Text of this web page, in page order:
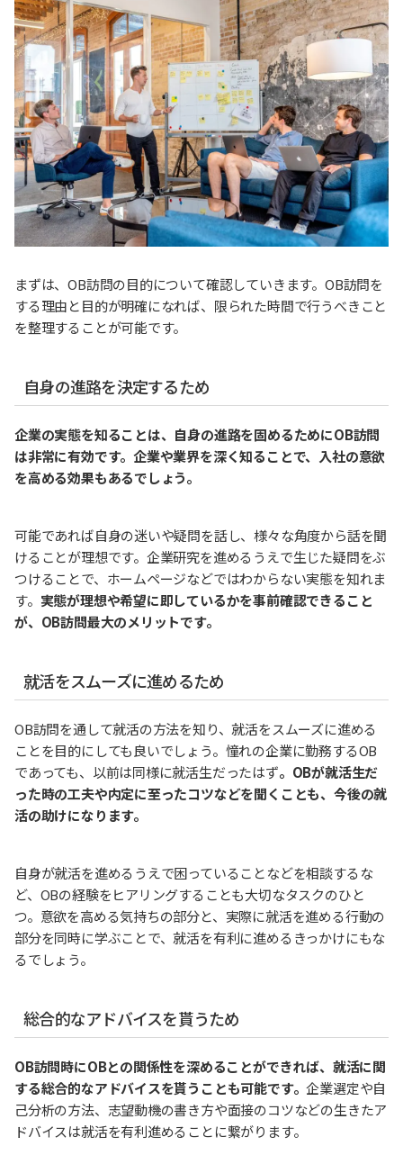
まずは、OB訪問の目的について確認していきます。OB訪問を
する理由と目的が明確になれば、限られた時間で行うべきこと
を整理することが可能です。
自身の進路を決定するため
企業の実態を知ることは、自身の進路を固めるためにOB訪問
は非常に有効です。企業や業界を深く知ることで、入社の意欲
を高める効果もあるでしょう。
可能であれば自身の迷いや疑問を話し、様々な角度から話を聞
けることが理想です。企業研究を進めるうえで生じた疑問をぶ
つけることで、ホームページなどではわからない実態を知れま
す。 実態が理想や希望に即しているかを事前確認できること
が、OB訪問最大のメリットです。
就活をスムーズに進めるため
OB訪問を通して就活の方法を知り、就活をスムーズに進める
ことを目的にしても良いでしょう。憧れの企業に勤務するOB
であっても、以前は同様に就活生だったはず。OBが就活生だ
った時の工夫や内定に至ったコツなどを聞くことも、今後の就
活の助けになります。
自身が就活を進めるうえで困っていることなどを相談するな
ど、OBの経験をヒアリングすることも大切なタスクのひと
つ。意欲を高める気持ちの部分と、実際に就活を進める行動の
部分を同時に学ぶことで、就活を有利に進めるきっかけにもな
るでしょう。
総合的なアドバイスを貰うため
OB訪問時にOBとの関係性を深めることができれば、就活に関
する総合的なアドバイスを貰うことも可能です。企業選定や自
己分析の方法、志望動機の書き方や面接のコツなどの生きたア
ドバイスは就活を有利進めることに繋がります。